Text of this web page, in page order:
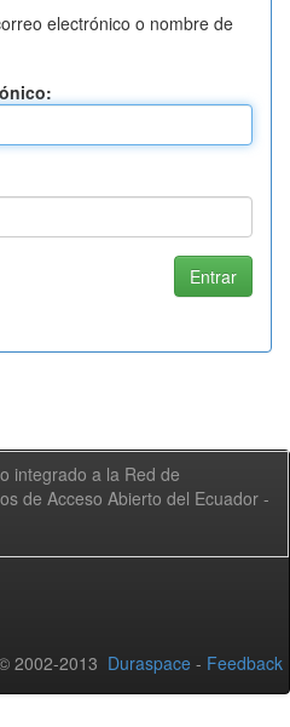
electrónico o nombre de
integrado a la Red de
de Acceso Abierto del Ecuador -
2002-2013 Duraspace - Feedback